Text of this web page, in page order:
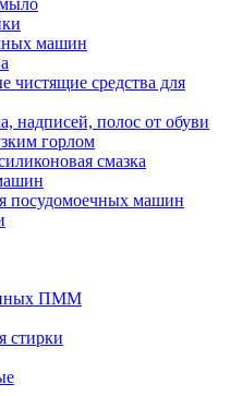
машин
чистящие средства для
надписей, полос от обуви
горлом
смазка
посудомоечных машин
ПММ
стирки